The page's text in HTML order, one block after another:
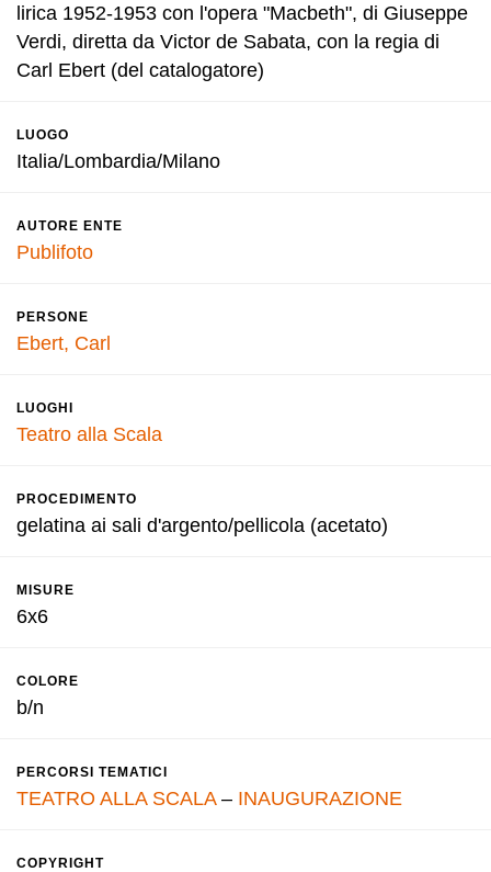
lirica 1952-1953 con l'opera "Macbeth", di Giuseppe
Verdi, diretta da Victor de Sabata, con la regia di
Carl Ebert (del catalogatore)
LUOGO
Italia/Lombardia/Milano
AUTORE ENTE
Publifoto
PERSONE
Ebert, Carl
LUOGHI
Teatro alla Scala
PROCEDIMENTO
gelatina ai sali d'argento/pellicola (acetato)
MISURE
6x6
COLORE
b/n
PERCORSI TEMATICI
TEATRO ALLA SCALA– INAUGURAZIONE
COPYRIGHT